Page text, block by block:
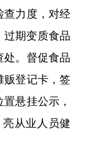
查力度，对经
过期变质食品
处。督促食品
贩登记卡，签
悬挂公示，
从业人员健